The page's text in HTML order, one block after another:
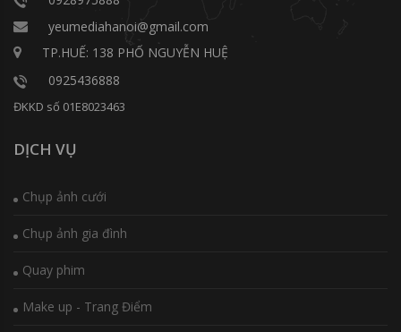
yeumediahanoi@gmail.com
TP.HUẾ: 138 PHỐ NGUYỄN HUỆ
0925436888
ĐKKD số 01E8023463
DỊCH VỤ
Chụp ảnh cưới
Chụp ảnh gia đình
Quay phim
Make up - Trang Điểm